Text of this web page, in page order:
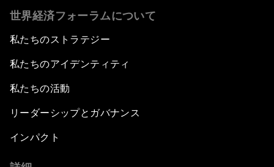
世界経済フォーラムについて
私たちのストラテジー
私たちのアイデンティティ
私たちの活動
リーダーシップとガバナンス
インパクト